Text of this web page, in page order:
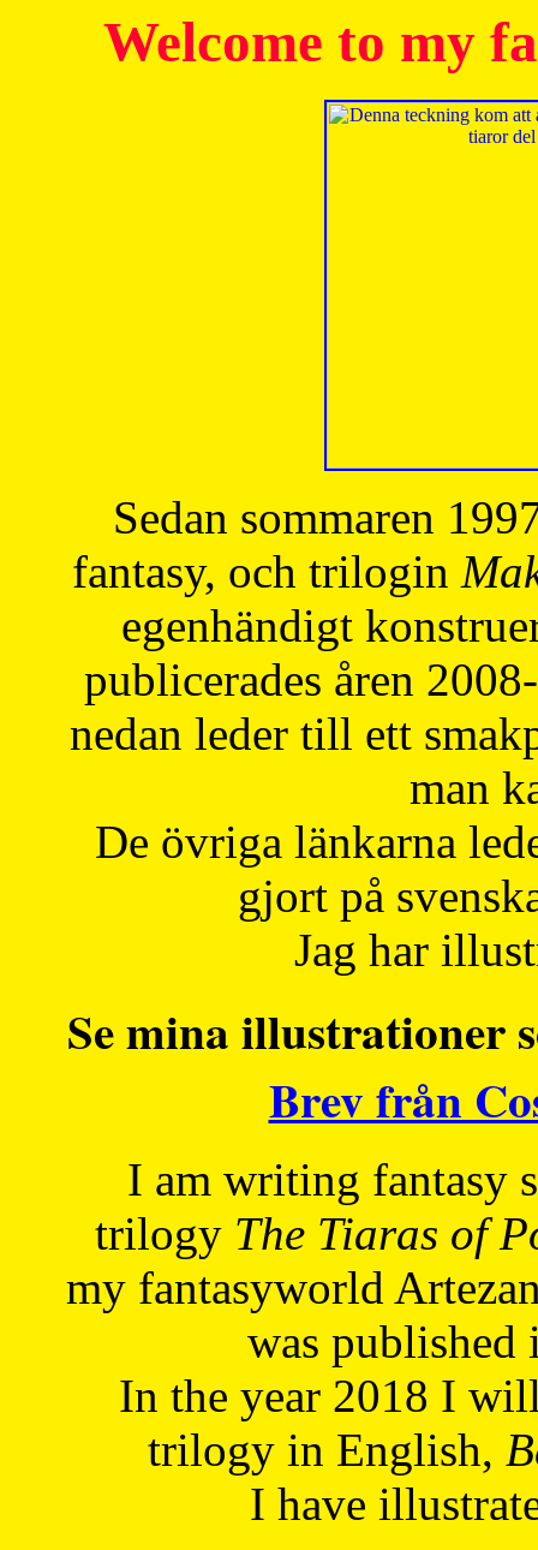
Welcome to my
Sedan sommaren
fantasy, och trilogin
egenhändigt
publicerades åren
nedan leder till ett
man
De övriga länkarna
gjort på
Jag har
Se mina illustrationer
Brev från
I am writing fantasy
trilogy The Tiaras of
my fantasyworld
was published
In the year 2018 I
trilogy in English,
I have